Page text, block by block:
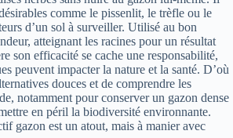
comme le pissenlit, le trèfle ou le
d’un sol à surveiller. Utilisé au bon
atteignant les racines pour un résultat
son efficacité se cache une responsabilité,
peuvent impacter la nature et la santé. D’où
douces et de comprendre les
notamment pour conserver un gazon dense
en péril la biodiversité environnante.
gazon est un atout, mais à manier avec